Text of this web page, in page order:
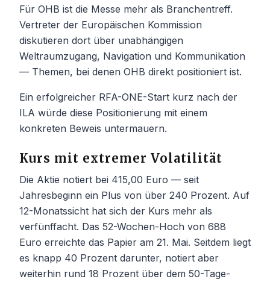
Für OHB ist die Messe mehr als Branchentreff.
Vertreter der Europäischen Kommission
diskutieren dort über unabhängigen
Weltraumzugang, Navigation und Kommunikation
— Themen, bei denen OHB direkt positioniert ist.
Ein erfolgreicher RFA-ONE-Start kurz nach der
ILA würde diese Positionierung mit einem
konkreten Beweis untermauern.
Kurs mit extremer Volatilität
Die Aktie notiert bei 415,00 Euro — seit
Jahresbeginn ein Plus von über 240 Prozent. Auf
12-Monatssicht hat sich der Kurs mehr als
verfünffacht. Das 52-Wochen-Hoch von 688
Euro erreichte das Papier am 21. Mai. Seitdem liegt
es knapp 40 Prozent darunter, notiert aber
weiterhin rund 18 Prozent über dem 50-Tage-